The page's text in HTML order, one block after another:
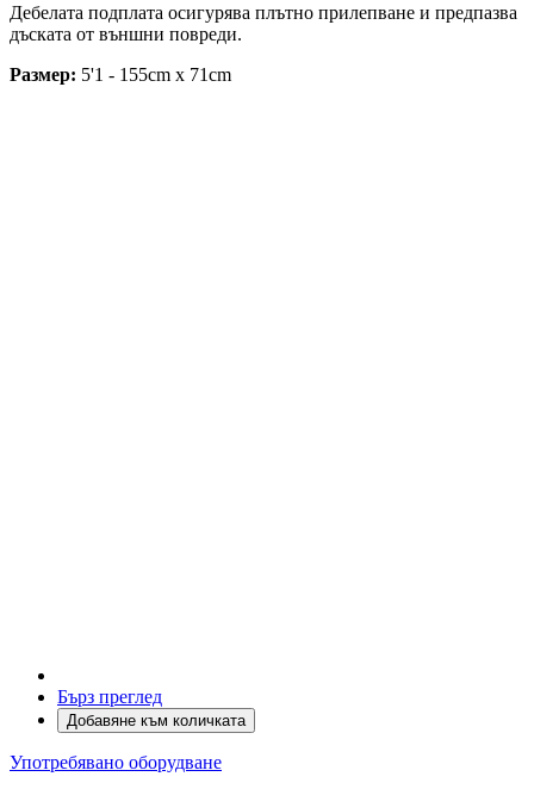
Дебелата подплата осигурява плътно прилепване и предпазва
дъската от външни повреди.
Размер: 5'1 - 155cm x 71cm
Бърз преглед
Добавяне към количката
Употребявано оборудване